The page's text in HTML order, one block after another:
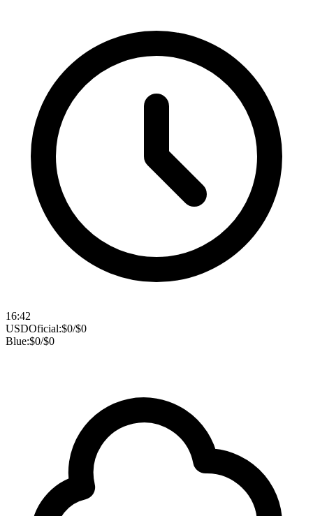
16:42
USDOficial:$0/$0
Blue:$0/$0